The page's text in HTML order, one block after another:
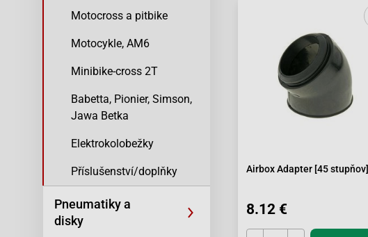
Motocross a pitbike
Motocykle, AM6
Minibike-cross 2T
Babetta, Pionier, Simson,
Jawa Betka
Elektrokolobežky
Příslušenství/doplňky
Pneumatiky a
disky
Airbox Adapter [45 stupňov]
8.12 €